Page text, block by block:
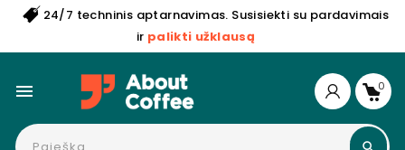
24/7 techninis aptarnavimas. Susisiekti su pardavimais
ir palikti užklausą
 0